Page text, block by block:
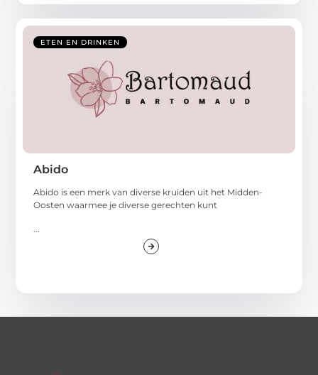
ETEN EN DRINKEN
Abido
Abido is een merk van diverse kruiden uit het Midden-
Oosten waarmee je diverse gerechten kunt